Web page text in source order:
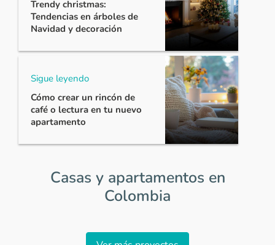
Trendy christmas:
Tendencias en árboles de
Navidad y decoración
Sigue leyendo
Cómo crear un rincón de
café o lectura en tu nuevo
apartamento
Casas y apartamentos en
Colombia